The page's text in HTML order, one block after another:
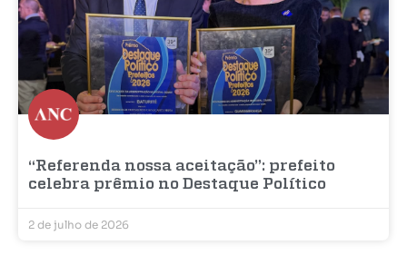
“Referenda nossa aceitação”: prefeito
celebra prêmio no Destaque Político
2 de julho de 2026